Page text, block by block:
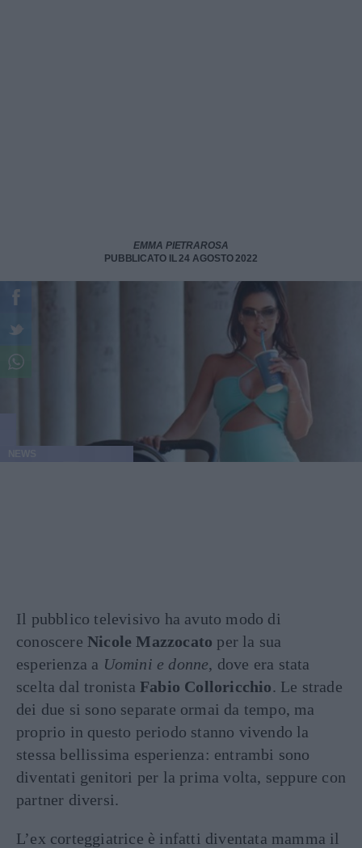
EMMA PIETRAROSA
PUBBLICATO IL 24 AGOSTO 2022
Il pubblico televisivo ha avuto modo di
conoscere Nicole Mazzocato per la sua
esperienza a Uomini e donne, dove era stata
scelta dal tronista Fabio Colloricchio. Le strade
dei due si sono separate ormai da tempo, ma
proprio in questo periodo stanno vivendo la
stessa bellissima esperienza: entrambi sono
diventati genitori per la prima volta, seppure con
partner diversi.
L’ex corteggiatrice è infatti diventata mamma il